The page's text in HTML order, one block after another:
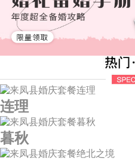
连理
暮秋